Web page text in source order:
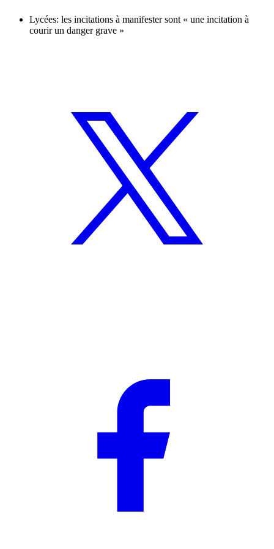
Lycées: les incitations à manifester sont « une incitation à
courir un danger grave »